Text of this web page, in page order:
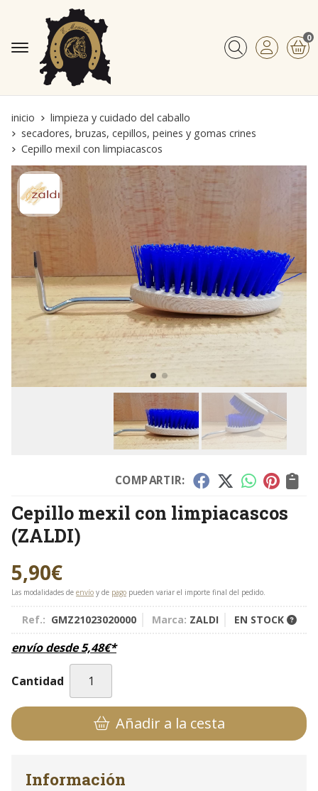
Buscar
0
inicio
limpieza y cuidado del caballo
secadores, bruzas, cepillos, peines y gomas crines
Cepillo mexil con limpiacascos
COMPARTIR:
Cepillo mexil con limpiacascos
(ZALDI)
5,90€
Las modalidades de envío y de pago pueden variar el importe final del pedido.
Ref.: GMZ21023020000 Marca: ZALDI EN STOCK
envío desde5,48€*
Cantidad
Añadir a la cesta
Información